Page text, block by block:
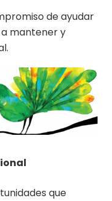
de ayudar
a mantener y
que